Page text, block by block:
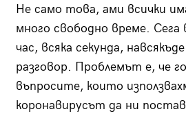
Не само това, ами всички
много свободно време. Сега
час, всяка секунда,
разговор. Проблемът е, че
въпросите, които
коронавирусът да ни